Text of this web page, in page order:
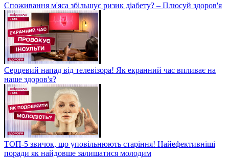
Споживання м'яса збільшує ризик діабету? – Плюсуй здоров'я
Серцевий напад від телевізора! Як екранний час впливає на
наше здоров'я?
ТОП-5 звичок, що уповільнюють старіння! Найефективніші
поради як найдовше залишатися молодим